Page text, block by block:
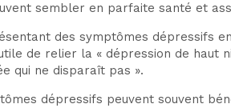
sembler en parfaite santé et
des symptômes dépressifs
de relier la « dépression de haut
qui ne disparaît pas ».
dépressifs peuvent souvent